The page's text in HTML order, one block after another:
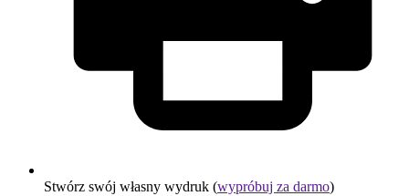
Stwórz swój własny wydruk (wypróbuj za darmo)